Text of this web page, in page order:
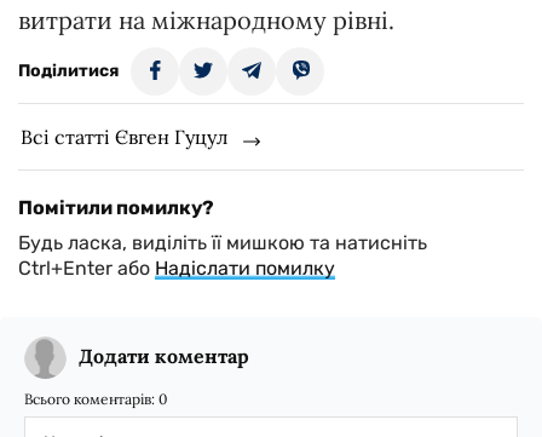
витрати на міжнародному рівні.
Поділитися
Всі статті Євген Гуцул
Помітили помилку?
Будь ласка, виділіть її мишкою та натисніть
Ctrl+Enter або Надіслати помилку
Додати коментар
Всього коментарів: 0